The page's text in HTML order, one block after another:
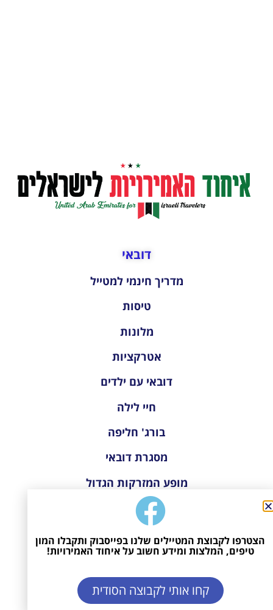
דובאי
מדריך חינמי למטייל
טיסות
מלונות
אטרקציות
דובאי עם ילדים
חיי לילה
בורג' חליפה
מסגרת דובאי
מופע המזרקות הגדול
מתחם סקי דובאי
השקעות
שופינג
אבו דאבי
הצטרפו לקבוצת המטיילים שלנו בפייסבוק ותקבלו המון
טיפים, המלצות ומידע חשוב על איחוד האמירויות!
קחו אותי לקבוצה הסודית